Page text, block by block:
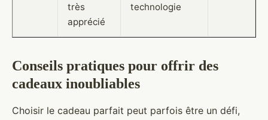
très
apprécié
technologie
Conseils pratiques pour offrir des
cadeaux inoubliables
Choisir le cadeau parfait peut parfois être un défi,